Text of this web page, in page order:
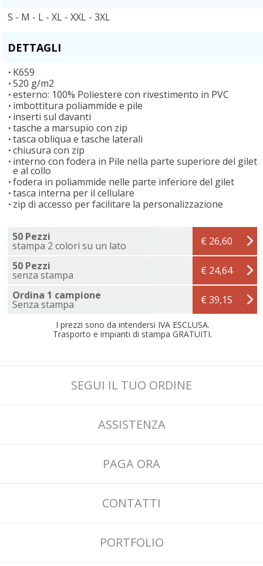
S - M - L - XL - XXL - 3XL
DETTAGLI
K659
520 g/m2
esterno: 100% Poliestere con rivestimento in PVC
imbottitura poliammide e pile
inserti sul davanti
tasche a marsupio con zip
tasca obliqua e tasche laterali
chiusura con zip
interno con fodera in Pile nella parte superiore del gilet
e al collo
fodera in poliammide nelle parte inferiore del gilet
tasca interna per il cellulare
zip di accesso per facilitare la personalizzazione
50 Pezzi
stampa 2 colori su un lato
€ 26,60
50 Pezzi
senza stampa
€ 24,64
Ordina 1 campione
Senza stampa € 39,15
I prezzi sono da intendersi IVA ESCLUSA.
Trasporto e impianti di stampa GRATUITI.
SEGUI IL TUO ORDINE
ASSISTENZA
PAGA ORA
CONTATTI
PORTFOLIO